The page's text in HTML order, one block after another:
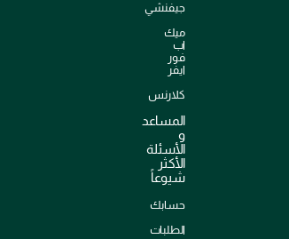
جيفنشي
ميك
اب
فور
ايفر
كلارنس
المساعد
و
الأسئلة
الأكثر
شيوعاً
حسابك
الطلبات